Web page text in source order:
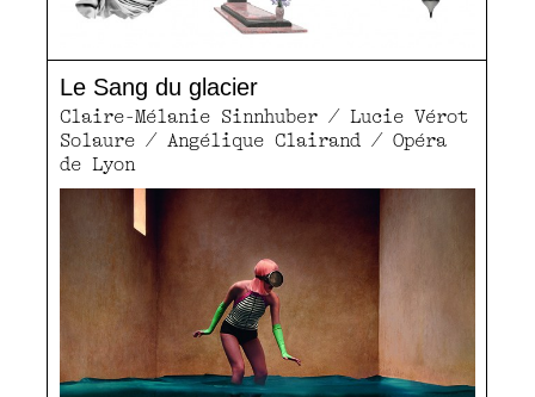
Le Sang du glacier
Claire-Mélanie Sinnhuber / Lucie Vérot
Solaure / Angélique Clairand / Opéra
de Lyon